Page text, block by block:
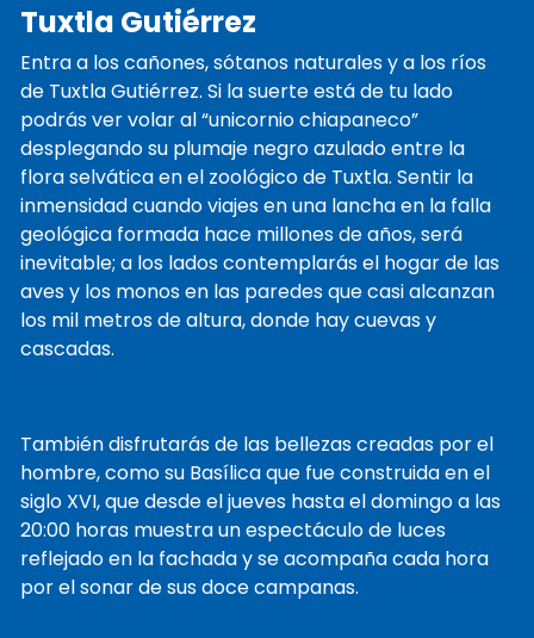
normalmente se recopilan en el momento
de la entrega y estaremos listos cuando
llegue. ¡Estará en camino y de vacaciones
antes de que se de cuenta!
Tuxtla Gutiérrez
Entra a los cañones, sótanos naturales y a los ríos
de Tuxtla Gutiérrez. Si la suerte está de tu lado
podrás ver volar al “unicornio chiapaneco”
desplegando su plumaje negro azulado entre la
flora selvática en el zoológico de Tuxtla. Sentir la
inmensidad cuando viajes en una lancha en la falla
geológica formada hace millones de años, será
inevitable; a los lados contemplarás el hogar de las
aves y los monos en las paredes que casi alcanzan
los mil metros de altura, donde hay cuevas y
cascadas.
También disfrutarás de las bellezas creadas por el
hombre, como su Basílica que fue construida en el
siglo XVI, que desde el jueves hasta el domingo a las
20:00 horas muestra un espectáculo de luces
reflejado en la fachada y se acompaña cada hora
por el sonar de sus doce campanas.